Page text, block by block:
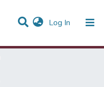
Log In (current)